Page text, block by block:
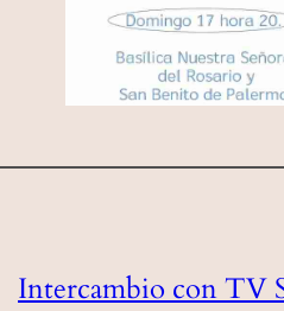
Intercambio con TV